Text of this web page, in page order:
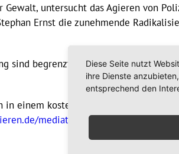
untersucht das Agieren von
Ernst die zunehmende
sind begrenzt, eine Anmeldung per
einem kostenlosen Livestream in der
mediathek
und auf YouTube
Diese Seite nutzt
ihre Dienste
entsprechend den